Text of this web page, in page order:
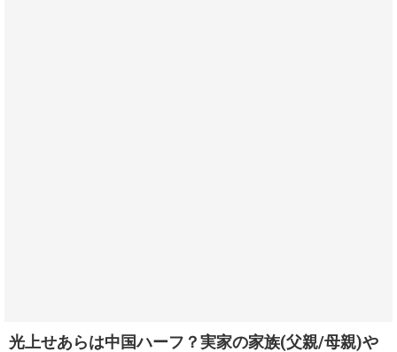
光上せあらは中国ハーフ？実家の家族(父親/母親)や